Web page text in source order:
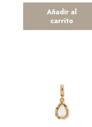
Añadir al
carrito